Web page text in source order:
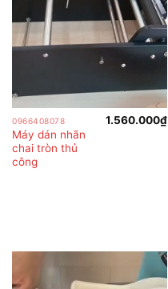
0966408078
Máy dán nhãn
chai tròn thủ
công
1.560.000₫